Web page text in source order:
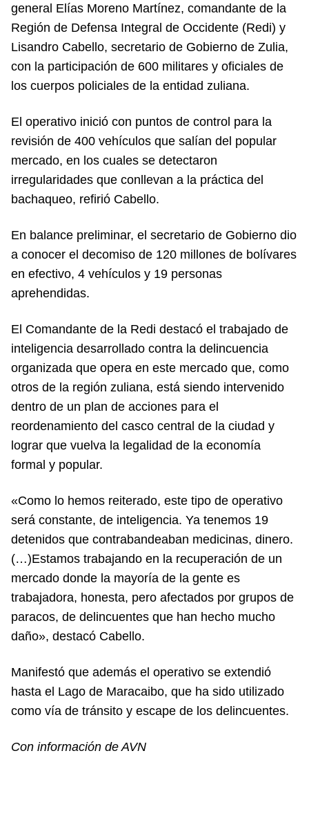
general Elías Moreno Martínez, comandante de la
Región de Defensa Integral de Occidente (Redi) y
Lisandro Cabello, secretario de Gobierno de Zulia,
con la participación de 600 militares y oficiales de
los cuerpos policiales de la entidad zuliana.
El operativo inició con puntos de control para la
revisión de 400 vehículos que salían del popular
mercado, en los cuales se detectaron
irregularidades que conllevan a la práctica del
bachaqueo, refirió Cabello.
En balance preliminar, el secretario de Gobierno dio
a conocer el decomiso de 120 millones de bolívares
en efectivo, 4 vehículos y 19 personas
aprehendidas.
El Comandante de la Redi destacó el trabajado de
inteligencia desarrollado contra la delincuencia
organizada que opera en este mercado que, como
otros de la región zuliana, está siendo intervenido
dentro de un plan de acciones para el
reordenamiento del casco central de la ciudad y
lograr que vuelva la legalidad de la economía
formal y popular.
«Como lo hemos reiterado, este tipo de operativo
será constante, de inteligencia. Ya tenemos 19
detenidos que contrabandeaban medicinas, dinero.
(…)Estamos trabajando en la recuperación de un
mercado donde la mayoría de la gente es
trabajadora, honesta, pero afectados por grupos de
paracos, de delincuentes que han hecho mucho
daño», destacó Cabello.
Manifestó que además el operativo se extendió
hasta el Lago de Maracaibo, que ha sido utilizado
como vía de tránsito y escape de los delincuentes.
Con información de AVN